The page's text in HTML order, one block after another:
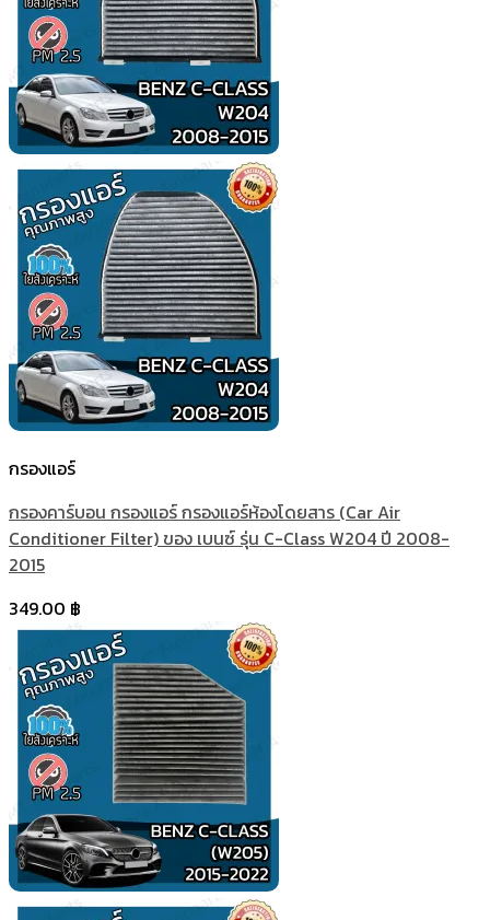
กรองแอร์
กรองคาร์บอน กรองแอร์ กรองแอร์ห้องโดยสาร (Car Air
Conditioner Filter) ของ เบนซ์ รุ่น C-Class W204 ปี 2008-
2015
349.00 ฿